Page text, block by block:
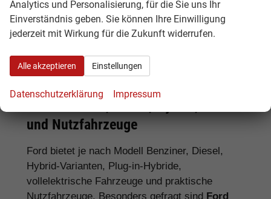
Garantieumfang und mögliche
Zusatzkosten. So erkennen Sie den
und Nutzfahrzeuge
Ford bietet je nach Modell Benziner, Diesel,
Hybrid-Varianten, Plug-in-Hybride,
vollelektrische Fahrzeuge und praktische
Nutzfahrzeuge. Besonders gefragt sind Ford
Analytics und Personalisierung, für die Sie uns Ihr
Einverständnis geben. Sie können Ihre Einwilligung
jederzeit mit Wirkung für die Zukunft widerrufen.
Alle akzeptieren Einstellungen
Datenschutzerklärung Impressum